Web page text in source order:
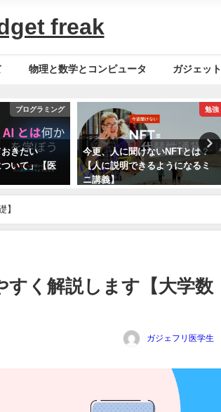
freak
物理と数学とコンピュータ ガジェット
プログラミング
きたい
いて」【医
勉強
今更、人に聞けないNFTとは？
【人に説明できるようになるミ
ニ講義】
】
すく解説します【大学数
ガジェフリ医学生